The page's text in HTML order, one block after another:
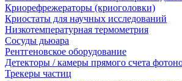
Криорефрежераторы (криоголовки)
Криостаты для научных исследований
Низкотемпературная термометрия
Сосуды дьюара
Рентгеновское оборудование
Детекторы / камеры прямого счета
Трекеры частиц